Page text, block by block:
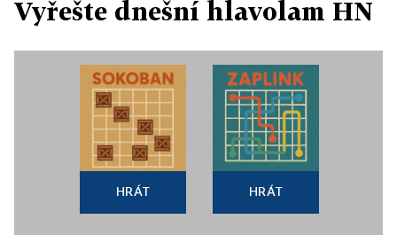
Vyřešte dnešní hlavolam HN
HRÁT HRÁT